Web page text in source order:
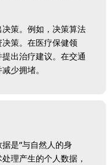
策。例如，决策算法
策。在医疗保健领
出治疗建议。在交通
少拥堵。
是“与自然人的身
理产生的个人数据，